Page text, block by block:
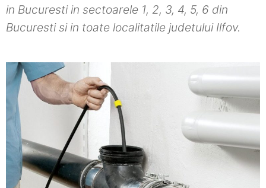
in Bucuresti in sectoarele 1, 2, 3, 4, 5, 6 din
Bucuresti si in toate localitatile judetului Ilfov.